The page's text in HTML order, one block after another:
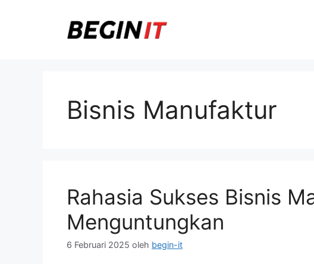
Bisnis Manufaktur
Rahasia Sukses Bisnis
Menguntungkan
6 Februari 2025 oleh begin-it